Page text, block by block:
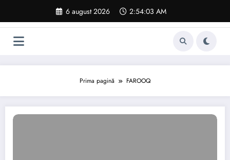
conținut
6 august 2026 2:54:04 AM
Prima pagină FAROOQ